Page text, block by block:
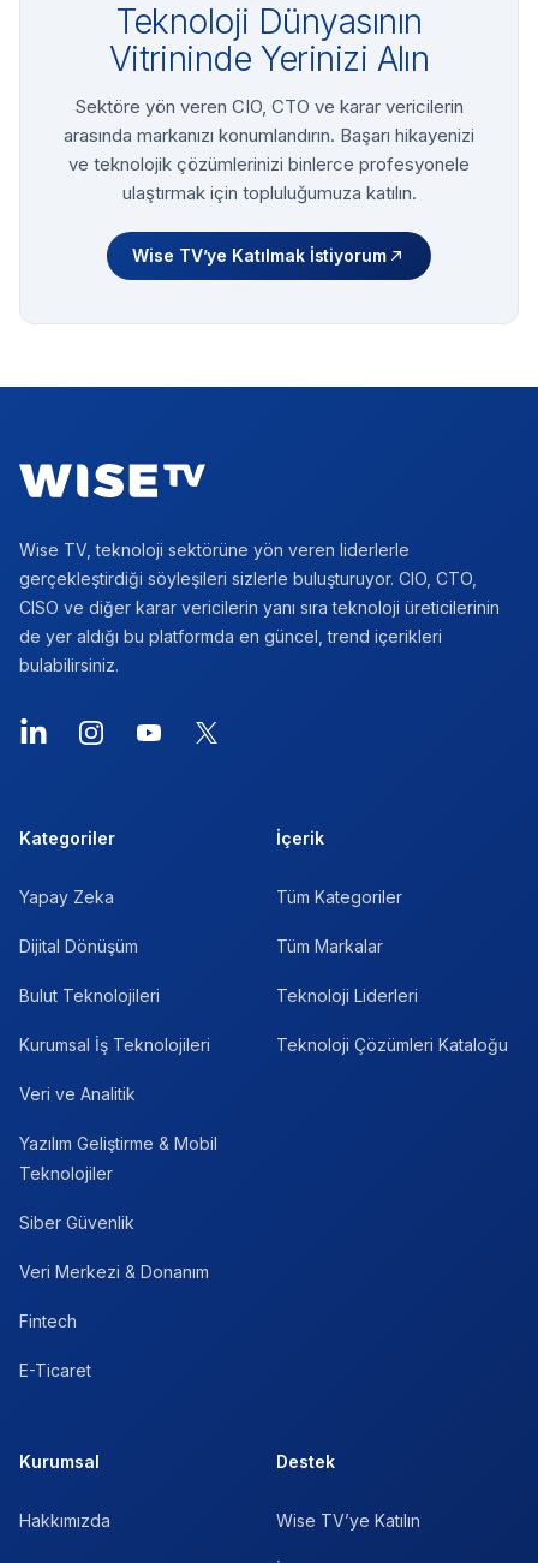
Teknoloji Dünyasının
Vitrininde Yerinizi Alın
Sektöre yön veren CIO, CTO ve karar vericilerin
arasında markanızı konumlandırın. Başarı hikayenizi
ve teknolojik çözümlerinizi binlerce profesyonele
ulaştırmak için topluluğumuza katılın.
Wise TV’ye Katılmak İstiyorum
Wise TV, teknoloji sektörüne yön veren liderlerle
gerçekleştirdiği söyleşileri sizlerle buluşturuyor. CIO, CTO,
CISO ve diğer karar vericilerin yanı sıra teknoloji üreticilerinin
de yer aldığı bu platformda en güncel, trend içerikleri
bulabilirsiniz.
LinkedInInstagramYouTube
X
Kategoriler
Yapay Zeka
Dijital Dönüşüm
Bulut Teknolojileri
Kurumsal İş Teknolojileri
Veri ve Analitik
Yazılım Geliştirme & Mobil
Teknolojiler
Siber Güvenlik
Veri Merkezi & Donanım
Fintech
E-Ticaret
İçerik
Tüm Kategoriler
Tüm Markalar
Teknoloji Liderleri
Teknoloji Çözümleri Kataloğu
Kurumsal
Hakkımızda
Destek
Wise TV’ye Katılın